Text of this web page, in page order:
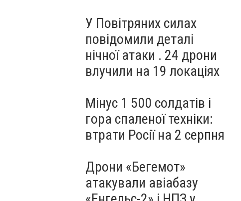
У Повітряних силах
повідомили деталі
нічної атаки . 24 дрони
влучили на 19 локаціях
Мінус 1 500 солдатів і
гора спаленої техніки:
втрати Росії на 2 серпня
Дрони «Бегемот»
атакували авіабазу